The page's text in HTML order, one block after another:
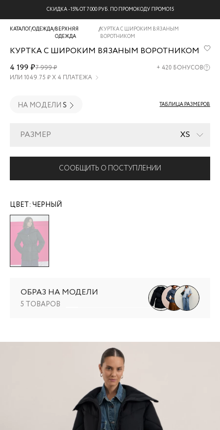
СКИДКА -15% ОТ 7 000 РУБ. ПО ПРОМОКОДУ ПРОМО15
КАТАЛОГ/ОДЕЖДА/ВЕРХНЯЯ
ОДЕЖДА
/КУРТКА С ШИРОКИМ ВЯЗАНЫМ
ВОРОТНИКОМ
КУРТКА С ШИРОКИМ ВЯЗАНЫМ ВОРОТНИКОМ
4421725125-
50
4 199 ₽7 999 ₽ + 420 БОНУСОВ
ИЛИ 1049.75 ₽ Х 4 ПЛАТЕЖА
НА МОДЕЛИ S ТАБЛИЦА РАЗМЕРОВ
РАЗМЕР XS
СООБЩИТЬ О ПОСТУПЛЕНИИ
ЦВЕТ: ЧЕРНЫЙ
ОБРАЗ НА МОДЕЛИ
5 ТОВАРОВ